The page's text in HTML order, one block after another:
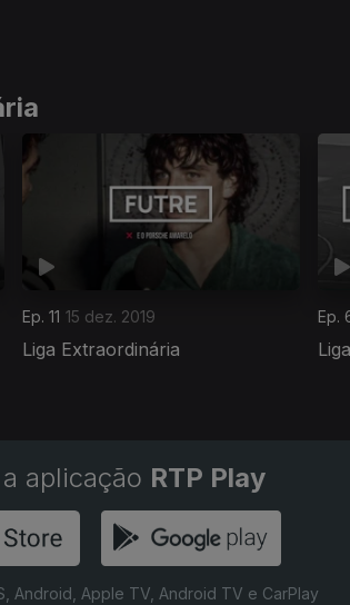
Ep. 11 15 dez. 2019
Liga Extraordinária
Ep.
aplicação RTP Play
Android, Apple TV, Android TV e CarPlay